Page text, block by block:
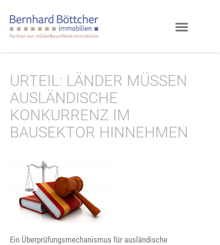
URTEIL: LÄNDER MÜSSEN
AUSLÄNDISCHE
KONKURRENZ IM
BAUSEKTOR HINNEHMEN
Ein Überprüfungsmechanismus für ausländische